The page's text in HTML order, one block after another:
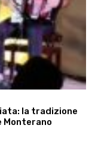
la tradizione
Monterano